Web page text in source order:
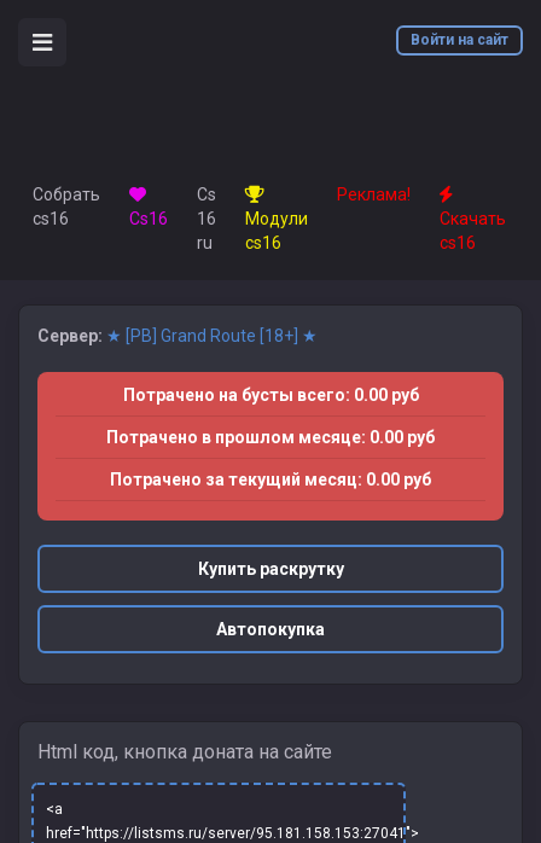
Войти на сайт
Собрать
cs16
Сs16
Cs
16
ru
Модули
cs16
Реклама!
Скачать
cs16
Сервер: ★ [PB] Grand Route [18+] ★
Потрачено на бусты всего: 0.00 руб
Потрачено в прошлом месяце: 0.00 руб
Потрачено за текущий месяц: 0.00 руб
Купить раскрутку
Автопокупка
Html код, кнопка доната на сайте
<a
href="https://listsms.ru/server/95.181.158.153:27041">